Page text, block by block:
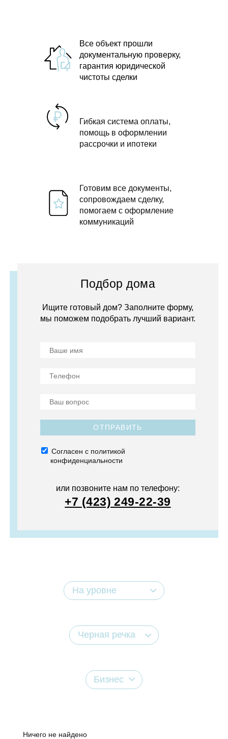
Все объект прошли
документальную проверку,
гарантия юридической
чистоты сделки
Гибкая система оплаты,
помощь в оформлении
рассрочки и ипотеки
Готовим все документы,
сопровождаем сделку,
помогаем с оформление
коммуникаций
Подбор дома
Ищите готовый дом? Заполните форму,
мы поможем подобрать лучший вариант.
ОТПРАВИТЬ
Согласен с политикой
конфиденциальности
или позвоните нам по телефону:
+7 (423) 249-22-39
На уровне
Черная речка
Бизнес
Ничего не найдено